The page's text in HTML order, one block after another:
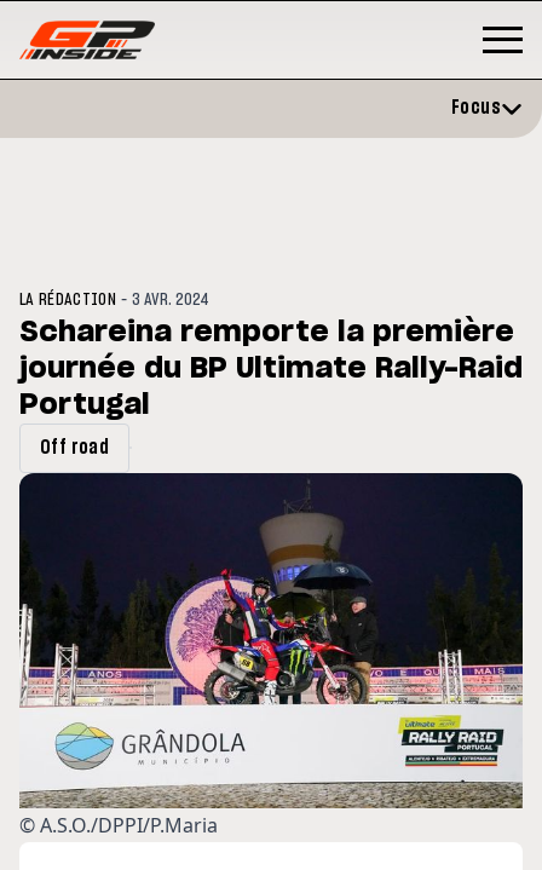
: Horaires et
du GP de Grande-
MOTO GP
Focus
LA RÉDACTION -3 AVR. 2024
Schareina remporte la première
journée du BP Ultimate Rally-Raid
Portugal
Off road
© A.S.O./DPPI/P.Maria